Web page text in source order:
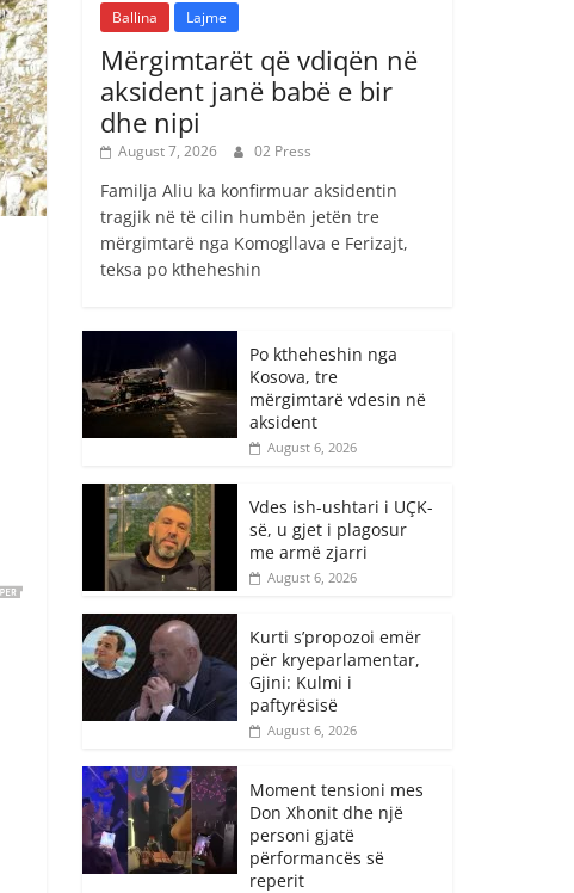
Ballina Lajme
Mërgimtarët që vdiqën në
aksident janë babë e bir
dhe nipi
August 7, 2026 02 Press
Familja Aliu ka konfirmuar aksidentin
tragjik në të cilin humbën jetën tre
mërgimtarë nga Komogllava e Ferizajt,
teksa po ktheheshin
Po ktheheshin nga
Kosova, tre
mërgimtarë vdesin në
aksident
August 6, 2026
Vdes ish-ushtari i UÇK-
së, u gjet i plagosur
me armë zjarri
August 6, 2026
Kurti s’propozoi emër
për kryeparlamentar,
Gjini: Kulmi i
paftyrësisë
August 6, 2026
Moment tensioni mes
Don Xhonit dhe një
personi gjatë
përformancës së
reperit